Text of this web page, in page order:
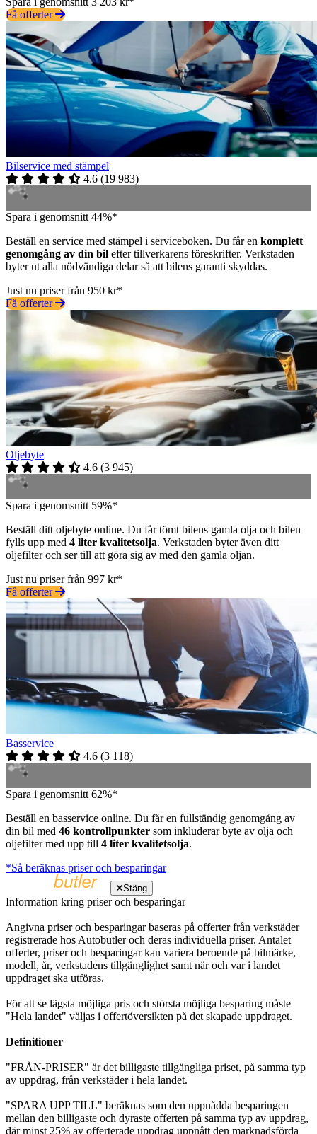
Få offerter
Bilservice med stämpel
4.6 (19 983)
Spara i genomsnitt 44%*
Beställ en service med stämpel i serviceboken. Du får en komplett
genomgång av din bil efter tillverkarens föreskrifter. Verkstaden
byter ut alla nödvändiga delar så att bilens garanti skyddas.
Just nu priser från 950 kr*
Få offerter
Oljebyte
4.6 (3 945)
Spara i genomsnitt 59%*
Beställ ditt oljebyte online. Du får tömt bilens gamla olja och bilen
fylls upp med 4 liter kvalitetsolja. Verkstaden byter även ditt
oljefilter och ser till att göra sig av med den gamla oljan.
Just nu priser från 997 kr*
Få offerter
Basservice
4.6 (3 118)
Spara i genomsnitt 62%*
Beställ en basservice online. Du får en fullständig genomgång av
din bil med 46 kontrollpunkter som inkluderar byte av olja och
oljefilter med upp till 4 liter kvalitetsolja.
*Så beräknas priser och besparingar
Stäng
Information kring priser och besparingar
Angivna priser och besparingar baseras på offerter från verkstäder
registrerade hos Autobutler och deras individuella priser. Antalet
offerter, priser och besparingar kan variera beroende på bilmärke,
modell, år, verkstadens tillgänglighet samt när och var i landet
uppdraget ska utföras.
För att se lägsta möjliga pris och största möjliga besparing måste
"Hela landet" väljas i offertöversikten på det skapade uppdraget.
Definitioner
"FRÅN-PRISER" är det billigaste tillgängliga priset, på samma typ
av uppdrag, från verkstäder i hela landet.
"SPARA UPP TILL" beräknas som den uppnådda besparingen
mellan den billigaste och dyraste offerten på samma typ av uppdrag,
där minst 25% av offerterade uppdrag uppnått den marknadsförda